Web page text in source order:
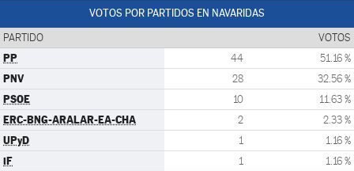
VOTOS POR PARTIDOS EN NAVARIDAS
PARTIDO VOTOS
PP 44 51.16 %
PNV 28 32.56 %
PSOE 10 11.63 %
ERC-BNG-ARALAR-EA-CHA 2 2.33 %
UPyD 1 1.16 %
iF 1 1.16 %